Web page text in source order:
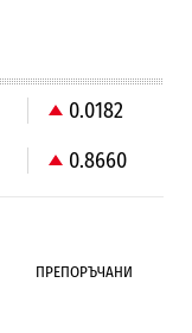
0.0182
0.8660
ПРЕПОРЪЧАНИ